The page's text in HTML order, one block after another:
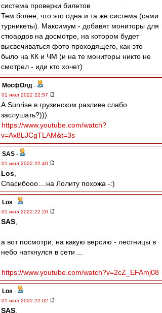
система проверки билетов
Тем более, что это одна и та же система (сами
турникеты). Максимум - добавят мониторы для
стюардов на досмотре, на котором будет
высвечиваться фото проходящего, как это
было на КК и ЧМ (и на те мониторы никто не
смотрел - иди кто хочет)
МосфОлд -
01 июл 2022 22:57
А Sunrise в грузинском разливе слабо
заслушать?)))
https://www.youtube.com/watch?
v=Ax8LJCgTLAM&t=3s
SAS -
01 июл 2022 22:40
Los
Спасибооо....на Лолиту похожа -:)
Los -
01 июл 2022 22:20
SAS
а вот посмотри, на какую версию - лестницы в
небо наткнулся в сети ...
https://www.youtube.com/watch?v=2cZ_EFAmj08
Los -
01 июл 2022 22:02
SAS